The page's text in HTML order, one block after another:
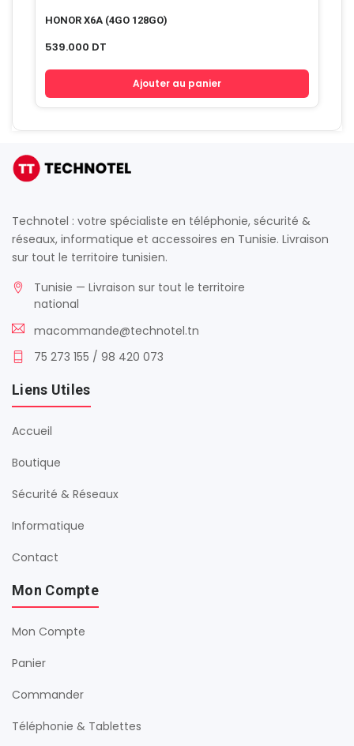
HONOR X6A (4GO 128GO)
539.000 DT
Ajouter au panier
Technotel : votre spécialiste en téléphonie, sécurité &
réseaux, informatique et accessoires en Tunisie. Livraison
sur tout le territoire tunisien.
Tunisie — Livraison sur tout le territoire
national
macommande@technotel.tn
75 273 155 / 98 420 073
Liens Utiles
Accueil
Boutique
Sécurité & Réseaux
Informatique
Contact
Mon Compte
Mon Compte
Panier
Commander
Téléphonie & Tablettes